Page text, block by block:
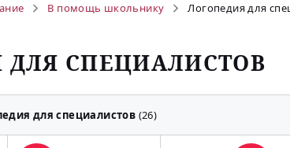
В помощь школьнику Логопедия для
ДЛЯ СПЕЦИАЛИСТОВ
для специалистов (26)